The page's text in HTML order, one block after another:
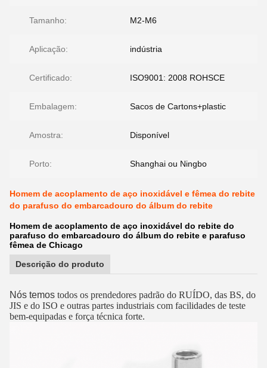
Tamanho: M2-M6
Aplicação: indústria
Certificado: ISO9001: 2008 ROHSCE
Embalagem: Sacos de Cartons+plastic
Amostra: Disponível
Porto: Shanghai ou Ningbo
Homem de acoplamento de aço inoxidável e fêmea do rebite
do parafuso do embarcadouro do álbum do rebite
Homem de acoplamento de aço inoxidável do rebite do
parafuso do embarcadouro do álbum do rebite e parafuso
fêmea de Chicago
Descrição do produto
Nós temos todos os prendedores padrão do RUÍDO, das BS, do
JIS e do ISO e outras partes industriais com facilidades de teste
bem-equipadas e força técnica forte.